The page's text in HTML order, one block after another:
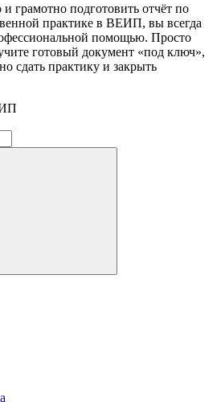
грамотно подготовить отчёт по
практике в ВЕИП, вы всегда
помощью. Просто
готовый документ «под ключ»,
сдать практику и закрыть